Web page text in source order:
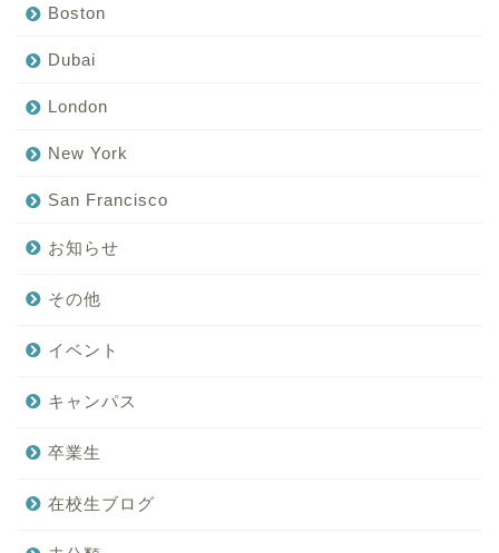
Boston
Dubai
London
New York
San Francisco
お知らせ
その他
イベント
キャンパス
卒業生
在校生ブログ